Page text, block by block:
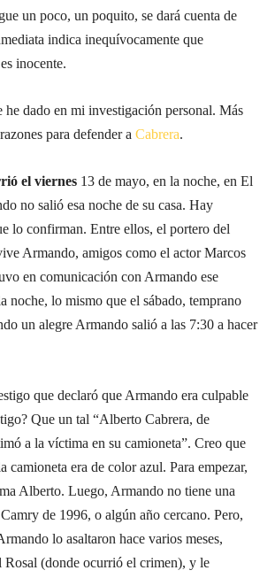
un poco, un poquito, se dará cuenta de
indica inequívocamente que
es inocente.
he dado en mi investigación personal. Más
para defender a Cabrera.
el viernes 13 de mayo, en la noche, en El
no salió esa noche de su casa. Hay
lo confirman. Entre ellos, el portero del
Armando, amigos como el actor Marcos
en comunicación con Armando ese
noche, lo mismo que el sábado, temprano
un alegre Armando salió a las 7:30 a hacer
que declaró que Armando era culpable
Que un tal “Alberto Cabrera, de
a la víctima en su camioneta”. Creo que
camioneta era de color azul. Para empezar,
Alberto. Luego, Armando no tiene una
de 1996, o algún año cercano. Pero,
lo asaltaron hace varios meses,
Rosal (donde ocurrió el crimen), y le